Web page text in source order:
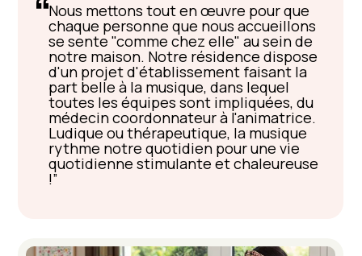
Nous mettons tout en œuvre pour que
chaque personne que nous accueillons
se sente "comme chez elle" au sein de
notre maison. Notre résidence dispose
d'un projet d'établissement faisant la
part belle à la musique, dans lequel
toutes les équipes sont impliquées, du
médecin coordonnateur à l'animatrice.
Ludique ou thérapeutique, la musique
rythme notre quotidien pour une vie
quotidienne stimulante et chaleureuse
!